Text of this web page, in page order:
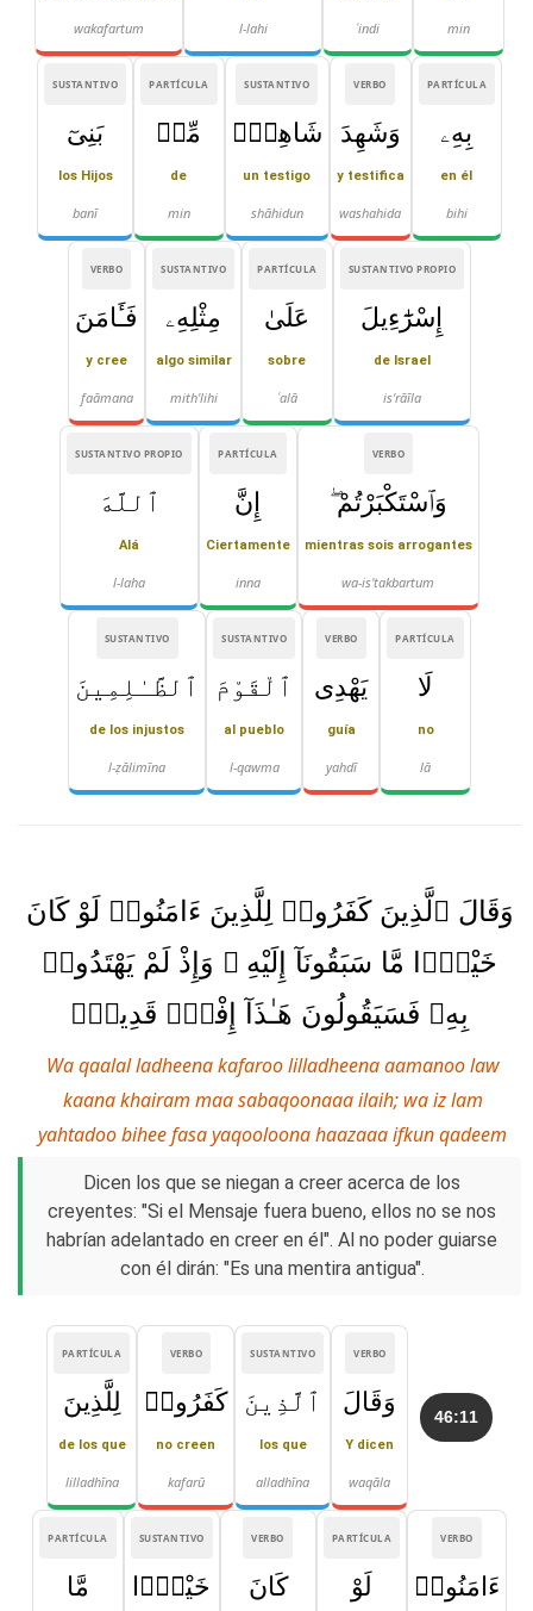
min
ʿindi
l-lahi
wakafartum
PARTÍCULA
بِهِۦ
en él
bihi
VERBO
وَشَهِدَ
y testifica
washahida
SUSTANTIVO
شَاهِدٌۭ
un testigo
shāhidun
PARTÍCULA
مِّنۢ
de
min
SUSTANTIVO
بَنِىٓ
los Hijos
banī
SUSTANTIVO PROPIO
إِسْرَٰٓءِيلَ
de Israel
is'rāīla
PARTÍCULA
عَلَىٰ
sobre
ʿalā
SUSTANTIVO
مِثْلِهِۦ
algo similar
mith'lihi
VERBO
فَـَٔامَنَ
y cree
faāmana
VERBO
وَٱسْتَكْبَرْتُمْ ۖ
mientras sois arrogantes
wa-is'takbartum
PARTÍCULA
إِنَّ
Ciertamente
inna
SUSTANTIVO PROPIO
ٱللَّهَ
Alá
l-laha
PARTÍCULA
لَا
no
lā
VERBO
يَهْدِى
guía
yahdī
SUSTANTIVO
ٱلْقَوْمَ
al pueblo
l-qawma
SUSTANTIVO
ٱلظَّـٰلِمِينَ
de los injustos
l-ẓālimīna
وَقَالَ ٱلَّذِينَ كَفَرُوا۟ لِلَّذِينَ ءَامَنُوا۟ لَوْ كَانَ
خَيْرًۭا مَّا سَبَقُونَآ إِلَيْهِ ۚ وَإِذْ لَمْ يَهْتَدُوا۟
بِهِۦ فَسَيَقُولُونَ هَـٰذَآ إِفْكٌۭ قَدِيمٌۭ
Wa qaalal ladheena kafaroo lilladheena aamanoo law
kaana khairam maa sabaqoonaaa ilaih; wa iz lam
yahtadoo bihee fasa yaqooloona haazaaa ifkun qadeem
Dicen los que se niegan a creer acerca de los
creyentes: "Si el Mensaje fuera bueno, ellos no se nos
habrían adelantado en creer en él". Al no poder guiarse
con él dirán: "Es una mentira antigua".
46:11
VERBO
وَقَالَ
Y dicen
waqāla
SUSTANTIVO
ٱلَّذِينَ
los que
alladhīna
VERBO
كَفَرُوا۟
no creen
kafarū
PARTÍCULA
لِلَّذِينَ
de los que
lilladhīna
VERBO
ءَامَنُوا۟
PARTÍCULA
لَوْ
VERBO
كَانَ
SUSTANTIVO
خَيْرًۭا
PARTÍCULA
مَّا